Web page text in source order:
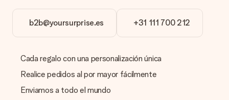
encantados de ayudarte para que puedas crear el regalo que
deseas!
disponible?
¿Estás buscando un regalo específico o un regalo en un color
específico, pero no aparece en el sitio web? Ponte en
contacto con nuestro equipo de servicio al cliente; ¡Nos
encantará ayudarte!
b2b@yoursurprise.es +31 111 700 212
Cada regalo con una personalización única
Realice pedidos al por mayor fácilmente
Enviamos a todo el mundo